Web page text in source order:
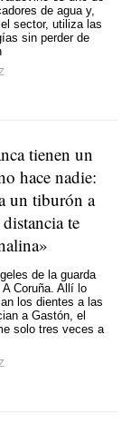
de agua y,
sector, utiliza las
sin perder de
tienen un
hace nadie:
un tiburón a
te
de la guarda
Coruña. Allí lo
los dientes a las
a Gastón, el
solo tres veces a